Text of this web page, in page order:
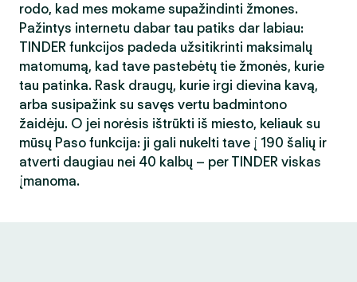
rodo, kad mes mokame supažindinti žmones.
Pažintys internetu dabar tau patiks dar labiau:
TINDER funkcijos padeda užsitikrinti maksimalų
matomumą, kad tave pastebėtų tie žmonės, kurie
tau patinka. Rask draugų, kurie irgi dievina kavą,
arba susipažink su savęs vertu badmintono
žaidėju. O jei norėsis ištrūkti iš miesto, keliauk su
mūsų Paso funkcija: ji gali nukelti tave į 190 šalių ir
atverti daugiau nei 40 kalbų – per TINDER viskas
įmanoma.